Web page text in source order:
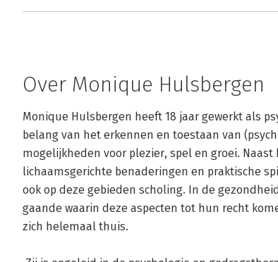
Over Monique Hulsbergen
Monique Hulsbergen heeft 18 jaar gewerkt als
belang van het erkennen en toestaan van
mogelijkheden voor plezier, spel en groei.
lichaamsgerichte benaderingen en praktische
ook op deze gebieden scholing. In de
gaande waarin deze aspecten tot hun recht
zich helemaal thuis.